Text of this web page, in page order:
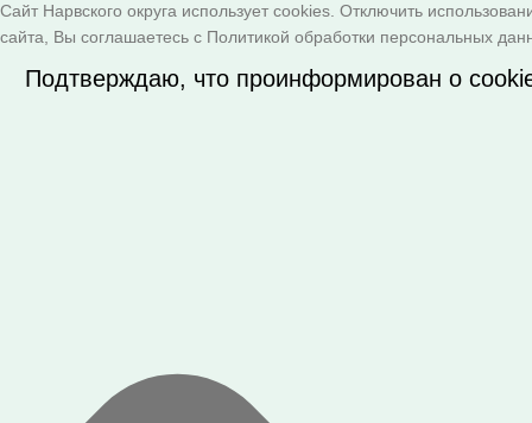
Сайт Нарвского округа использует cookies. Отключить
сайта, Вы соглашаетесь с Политикой обработки персональных
Подтверждаю, что проинформирован о